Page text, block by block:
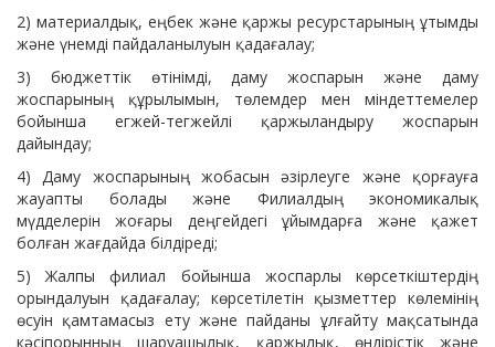
2) материалдық, еңбек және қаржы ресурстарының ұтымды
және үнемді пайдаланылуын қадағалау;
3) бюджеттік өтінімді, даму жоспарын және даму
жоспарының құрылымын, төлемдер мен міндеттемелер
бойынша егжей-тегжейлі қаржыландыру жоспарын
дайындау;
4) Даму жоспарының жобасын әзірлеуге және қорғауға
жауапты болады және Филиалдың экономикалық
мүдделерін жоғары деңгейдегі ұйымдарға және қажет
болған жағдайда білдіреді;
5) Жалпы филиал бойынша жоспарлы көрсеткіштердің
орындалуын қадағалау; көрсетілетін қызметтер көлемінің
өсуін қамтамасыз ету және пайданы ұлғайту мақсатында
кәсіпорынның шаруашылық, қаржылық, өндірістік және